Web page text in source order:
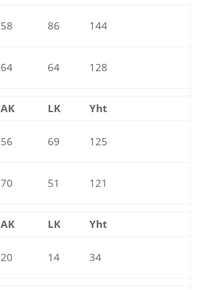
58 86 144
64 64 128
AK LK Yht
56 69 125
70 51 121
AK LK Yht
20 14 34